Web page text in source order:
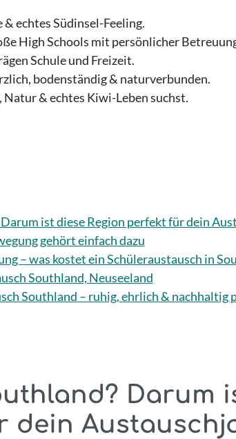
echtes Südinsel-Feeling.
High Schools mit persönlicher
Schule und Freizeit.
bodenständig & naturverbunden.
& echtes Kiwi-Leben suchst.
ist diese Region perfekt für dein
gehört einfach dazu
– was kostet ein Schüleraustausch in
Southland, Neuseeland
Southland – ruhig, ehrlich & nachhaltig
Darum
dein